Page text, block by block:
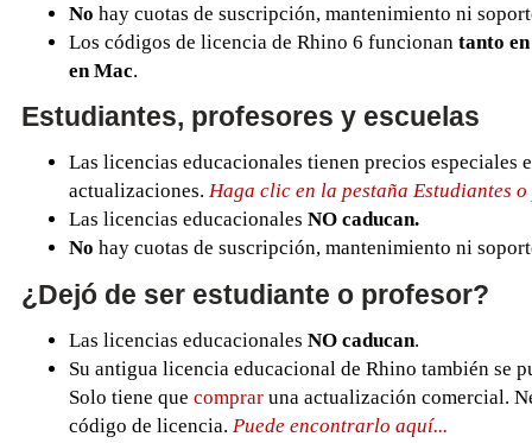
No hay cuotas de suscripción, mantenimiento ni
Los códigos de licencia de Rhino 6 funcionan tanto
en Mac.
Estudiantes, profesores y escuelas
Las licencias educacionales tienen precios especiales
actualizaciones. Haga clic en la pestaña Estudiantes o
Las licencias educacionales NO caducan.
No hay cuotas de suscripción, mantenimiento ni
¿Dejó de ser estudiante o profesor?
Las licencias educacionales NO caducan.
Su antigua licencia educacional de Rhino también se
Solo tiene que comprar una actualización comercial.
código de licencia. Puede encontrarlo aquí...